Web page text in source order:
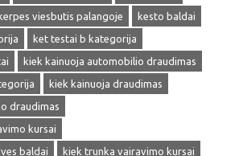
kerpes viesbutis palangoje
kesto baldai
ket testai b kategorija
kiek kainuoja automobilio draudimas
kiek kainuoja draudimas
draudimas
kursai
baldai
kiek trunka vairavimo kursai